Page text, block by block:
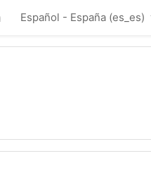
Español - España ‎(es_es)‎